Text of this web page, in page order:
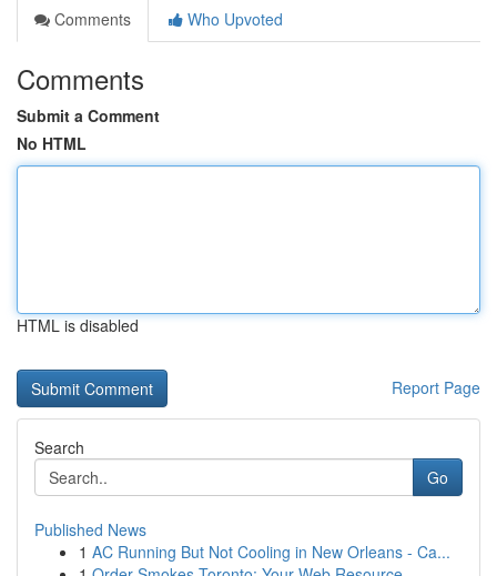
Comments
Who Upvoted
Comments
Submit a Comment
No HTML
HTML is disabled
Report Page
Search
Go
Published News
1 AC Running But Not Cooling in New Orleans - Ca...